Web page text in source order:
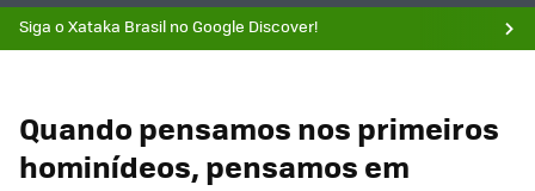
Siga o Xataka Brasil no Google Discover!
Quando pensamos nos primeiros
hominídeos, pensamos em